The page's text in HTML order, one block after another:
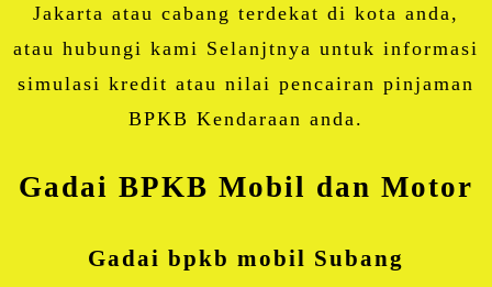
Jakarta atau cabang terdekat di kota anda,
atau hubungi kami Selanjtnya untuk informasi
simulasi kredit atau nilai pencairan pinjaman
BPKB Kendaraan anda.
Gadai BPKB Mobil dan Motor
Gadai bpkb mobil Subang